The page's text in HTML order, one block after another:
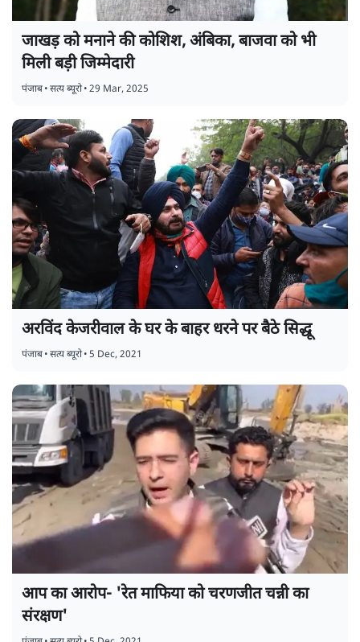
जाखड़ को मनाने की कोशिश, अंबिका, बाजवा को भी
मिली बड़ी जिम्मेदारी
पंजाब•सत्य ब्यूरो•29 Mar, 2025
अरविंद केजरीवाल के घर के बाहर धरने पर बैठे सिद्धू
पंजाब•सत्य ब्यूरो•5 Dec, 2021
आप का आरोप- 'रेत माफिया को चरणजीत चन्नी का
संरक्षण'